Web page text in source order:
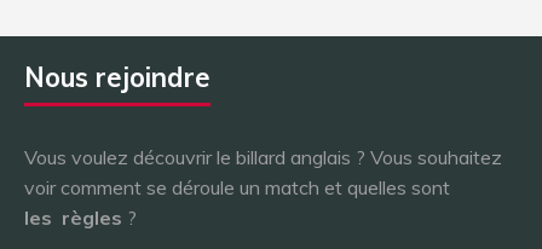
Nous rejoindre
Vous voulez découvrir le billard anglais ? Vous souhaitez
voir comment se déroule un match et quelles sont
les règles ?